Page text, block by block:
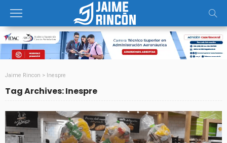
Jaime Rincon > Inespre
Tag Archives: Inespre